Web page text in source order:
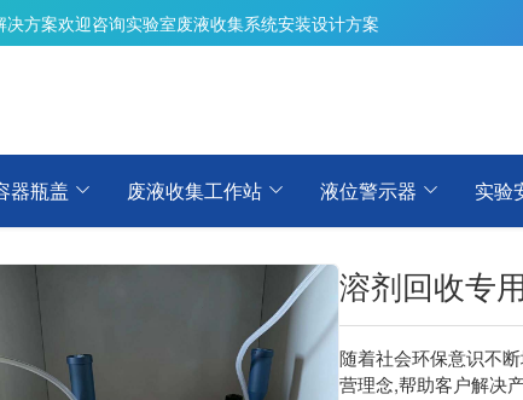
决方案欢迎咨询实验室废液收集系统安装设计方案
器瓶盖 废液收集工作站 液位警示器 实验
溶剂回收专
随着社会环保意识不
营理念,帮助客户解决